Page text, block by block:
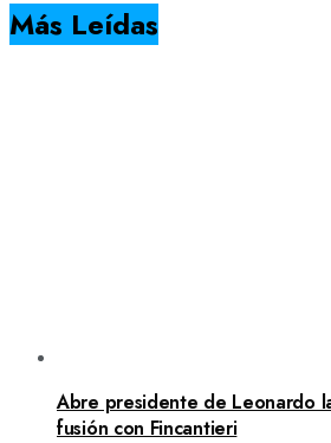
Más Leídas
Abre presidente de Leonardo
fusión con Fincantieri